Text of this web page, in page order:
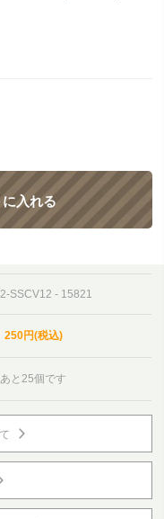
入れる
SSCV12 - 15821
250円(税込)
あと25個です